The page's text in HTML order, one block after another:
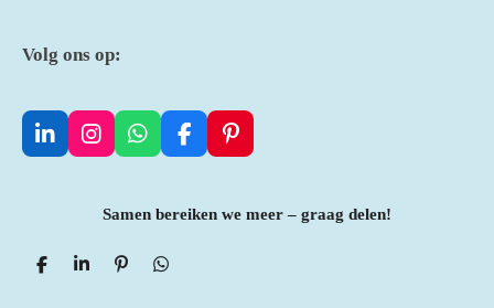
Volg ons op:
L
I
I
W
F
e
P
Samen bereiken we meer – graag delen!
D
S
P
D